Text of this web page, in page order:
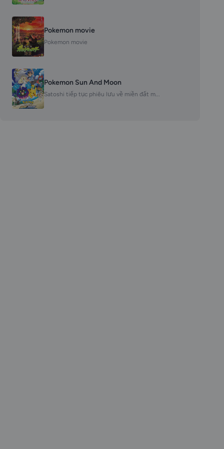
Pokemon movie
Pokemon movie
Pokemon Sun And Moon
Satoshi tiếp tục phiêu lưu về miền đất m...